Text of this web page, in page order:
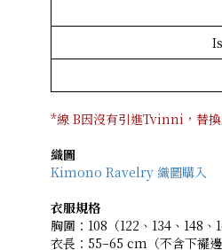
*線 B因沒有引進Tvinni，替
織圖
Kimono Ravelry 織圖購入
衣服規格
胸圍：108（122、134、148
衣長：55–65 cm（不含下襬邊